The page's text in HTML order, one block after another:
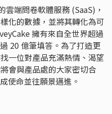
端問卷軟體服務 (SaaS)，
化的數據，並將其轉化為可
擁有來自全世界超過
20 億筆填答。為了打造更
一位對產品充滿熱情、渴望
會與產品處的大家密切合
使命並往願景邁進。